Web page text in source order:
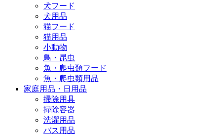
犬フード
犬用品
猫フード
猫用品
小動物
鳥・昆虫
魚・爬虫類フード
魚・爬虫類用品
家庭用品・日用品
掃除用具
掃除容器
洗濯用品
バス用品